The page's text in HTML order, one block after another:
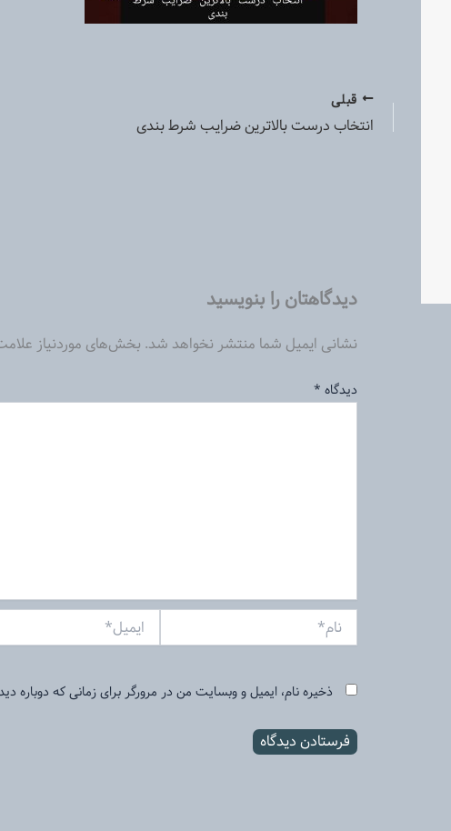
قبلی
انتخاب درست بالاترین ضرایب شرط بندی
دیدگاهتان را بنویسید
نشانی ایمیل شما منتشر نخواهد شد. بخش‌های موردنیاز
دیدگاه *
ایمیل*
ذخیره نام، ایمیل و وبسایت من در مرورگر برای زمانی که دوباره